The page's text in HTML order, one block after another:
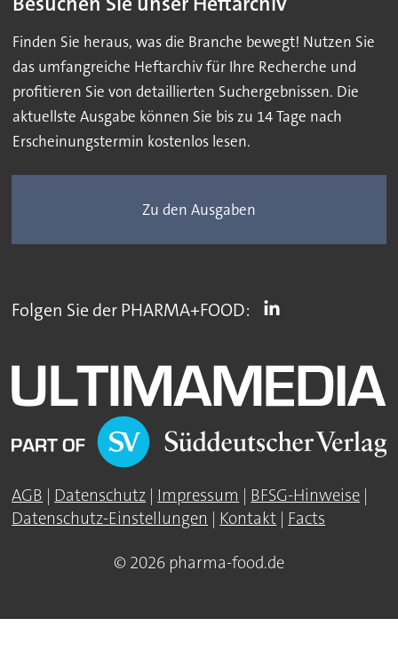
Finden Sie heraus, was die Branche bewegt! Nutzen Sie
das umfangreiche Heftarchiv für Ihre Recherche und
profitieren Sie von detaillierten Suchergebnissen. Die
aktuellste Ausgabe können Sie bis zu 14 Tage nach
Erscheinungstermin kostenlos lesen.
Zu den Ausgaben
Folgen Sie der PHARMA+FOOD:
AGB Datenschutz Impressum BFSG-Hinweise
Datenschutz-Einstellungen
Kontakt Facts
© 2026 pharma-food.de